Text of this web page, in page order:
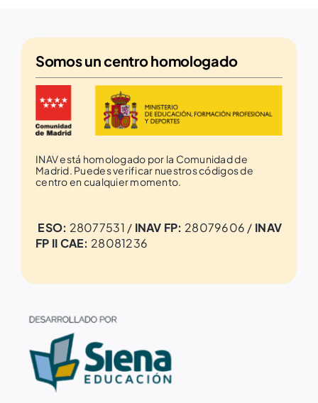
Somos uncentro homologado
INAV está homologado por la Comunidad de
Madrid. Puedes verificar nuestros códigos de
centro en cualquier momento.
ESO: 28077531 / INAV FP: 28079606 / INAV
FP II CAE: 28081236